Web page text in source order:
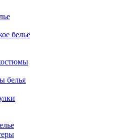
белье
белья